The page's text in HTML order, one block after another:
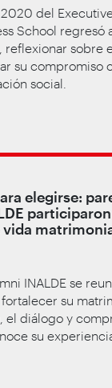
del
School regresó
reflexionar sobre
su compromiso
social.
elegirse:
vida
INALDE se
su
el diálogo y
su